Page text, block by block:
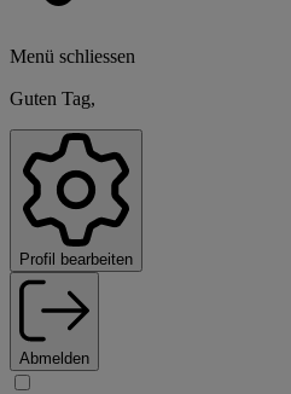
Menü schliessen
Guten Tag,
Profil bearbeiten
Abmelden